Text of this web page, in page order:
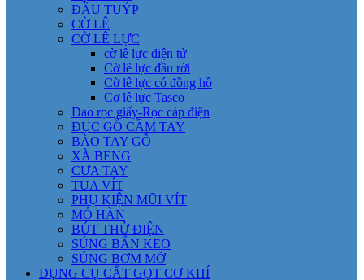
ĐẦU TUÝP
CỜ LÊ
CỜ LÊ LỰC
cờ lê lực điện tử
Cờ lê lực đầu rời
Cờ lê lực có đồng hồ
Cơ lê lực Tasco
Dao rọc giấy-Rọc cáp điện
ĐỤC GỖ CẦM TAY
BÀO TAY GỖ
XÀ BENG
CƯA TAY
TUA VÍT
PHỤ KIỆN MŨI VÍT
MỎ HÀN
BÚT THỬ ĐIỆN
SÚNG BẮN KEO
SÚNG BƠM MỠ
DỤNG CỤ CẮT GỌT CƠ KHÍ